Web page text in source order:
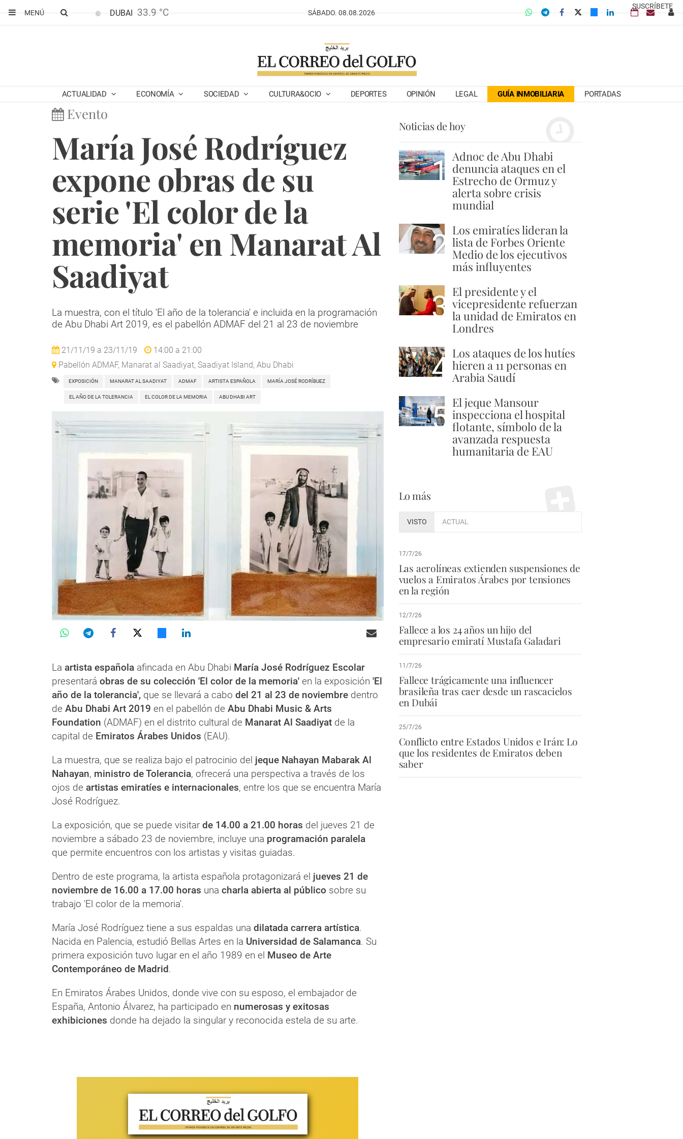
SUSCRÍBETE
MENÚ
DUBAI 33.9 °C SÁBADO. 08.08.2026
ACTUALIDAD ECONOMÍA SOCIEDAD CULTURA&OCIO DEPORTES OPINIÓN LEGAL GUÍA INMOBILIARIA PORTADAS
Evento
María José Rodríguez
expone obras de su
serie 'El color de la
memoria' en Manarat Al
Saadiyat
La muestra, con el título 'El año de la tolerancia' e incluida en la programación
de Abu Dhabi Art 2019, es el pabellón ADMAF del 21 al 23 de noviembre
21/11/19 a 23/11/19 14:00 a 21:00
Pabellón ADMAF, Manarat al Saadiyat, Saadiyat Island, Abu Dhabi
EXPOSICIÓN MANARAT AL SAADIYAT ADMAF ARTISTA ESPAÑOLA MARÍA JOSÉ RODRÍBUEZ
EL AÑO DE LA TOLERANCIA EL COLOR DE LA MEMORIA ABU DHABI ART
La artista española afincada en Abu Dhabi María José Rodríguez Escolar
presentará obras de su colección 'El color de la memoria' en la exposición 'El
año de la tolerancia', que se llevará a cabo del 21 al 23 de noviembre dentro
de Abu Dhabi Art 2019 en el pabellón de Abu Dhabi Music & Arts
Foundation (ADMAF) en el distrito cultural de Manarat Al Saadiyat de la
capital de Emiratos Árabes Unidos (EAU).
La muestra, que se realiza bajo el patrocinio del jeque Nahayan Mabarak Al
Nahayan, ministro de Tolerancia, ofrecerá una perspectiva a través de los
ojos de artistas emiratíes e internacionales, entre los que se encuentra María
José Rodríguez.
La exposición, que se puede visitar de 14.00 a 21.00 horas del jueves 21 de
noviembre a sábado 23 de noviembre, incluye una programación paralela
que permite encuentros con los artistas y visitas guiadas.
Dentro de este programa, la artista española protagonizará el jueves 21 de
noviembre de 16.00 a 17.00 horas una charla abierta al público sobre su
trabajo 'El color de la memoria'.
María José Rodríguez tiene a sus espaldas una dilatada carrera artística.
Nacida en Palencia, estudió Bellas Artes en la Universidad de Salamanca. Su
primera exposición tuvo lugar en el año 1989 en el Museo de Arte
Contemporáneo de Madrid.
En Emiratos Árabes Unidos, donde vive con su esposo, el embajador de
España, Antonio Álvarez, ha participado en numerosas y exitosas
exhibiciones donde ha dejado la singular y reconocida estela de su arte.
Noticias de hoy
1 Adnoc de Abu Dhabi
denuncia ataques en el
Estrecho de Ormuz y
alerta sobre crisis
mundial
2 Los emiratíes lideran la
lista de Forbes Oriente
Medio de los ejecutivos
más influyentes
3 El presidente y el
vicepresidente refuerzan
la unidad de Emiratos en
Londres
4 Los ataques de los hutíes
hieren a 11 personas en
Arabia Saudí
5 El jeque Mansour
inspecciona el hospital
flotante, símbolo de la
avanzada respuesta
humanitaria de EAU
Lo más
VISTO ACTUAL
17/7/26
Las aerolíneas extienden suspensiones de
vuelos a Emiratos Árabes por tensiones
en la región
12/7/26
Fallece a los 24 años un hijo del
empresario emiratí Mustafa Galadari
11/7/26
Fallece trágicamente una influencer
brasileña tras caer desde un rascacielos
en Dubái
25/7/26
Conflicto entre Estados Unidos e Irán: Lo
que los residentes de Emiratos deben
saber